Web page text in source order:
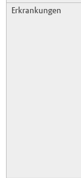
Erkrankungen